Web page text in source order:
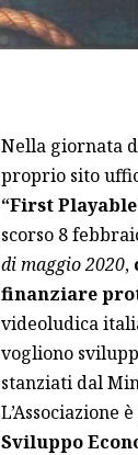
Nella giornata
proprio sito
“First
scorso 8
di maggio 2020,
finanziare
videoludica
vogliono
stanziati dal
L’Associazione
Sviluppo